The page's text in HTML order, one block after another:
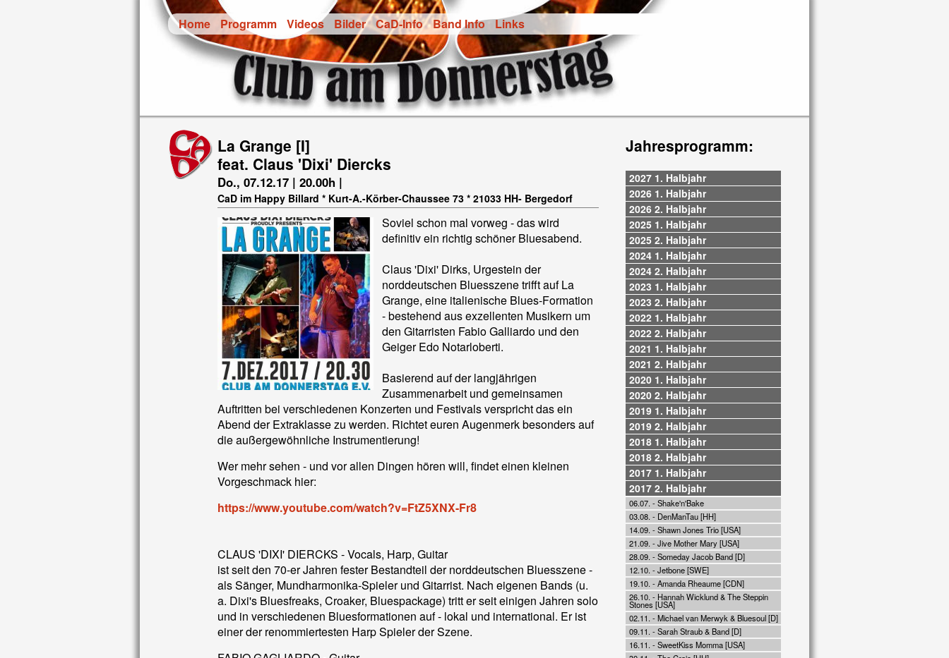
Home Programm Videos Bilder CaD-Info Band Info Links
La Grange [I]
feat. Claus 'Dixi' Diercks
Do., 07.12.17 | 20.00h |
CaD im Happy Billard * Kurt-A.-Körber-Chaussee 73 * 21033 HH- Bergedorf
Soviel schon mal vorweg - das wird
definitiv ein richtig schöner Bluesabend.
Claus 'Dixi' Dirks, Urgestein der
norddeutschen Bluesszene trifft auf La
Grange, eine italienische Blues-Formation
- bestehend aus exzellenten Musikern um
den Gitarristen Fabio Galliardo und den
Geiger Edo Notarloberti.
Basierend auf der langjährigen
Zusammenarbeit und gemeinsamen
Auftritten bei verschiedenen Konzerten und Festivals verspricht das ein
Abend der Extraklasse zu werden. Richtet euren Augenmerk besonders auf
die außergewöhnliche Instrumentierung!
Wer mehr sehen - und vor allen Dingen hören will, findet einen kleinen
Vorgeschmack hier:
https://www.youtube.com/watch?v=FtZ5XNX-Fr8
CLAUS 'DIXI' DIERCKS - Vocals, Harp, Guitar
ist seit den 70-er Jahren fester Bestandteil der norddeutschen Bluesszene -
als Sänger, Mundharmonika-Spieler und Gitarrist. Nach eigenen Bands (u.
a. Dixi's Bluesfreaks, Croaker, Bluespackage) tritt er seit einigen Jahren solo
und in verschiedenen Bluesformationen auf - lokal und international. Er ist
einer der renommiertesten Harp Spieler der Szene.
Jahresprogramm:
2027 1. Halbjahr
2026 1. Halbjahr
2026 2. Halbjahr
2025 1. Halbjahr
2025 2. Halbjahr
2024 1. Halbjahr
2024 2. Halbjahr
2023 1. Halbjahr
2023 2. Halbjahr
2022 1. Halbjahr
2022 2. Halbjahr
2021 1. Halbjahr
2021 2. Halbjahr
2020 1. Halbjahr
2020 2. Halbjahr
2019 1. Halbjahr
2019 2. Halbjahr
2018 1. Halbjahr
2018 2. Halbjahr
2017 1. Halbjahr
2017 2. Halbjahr
06.07. - Shake'n'Bake
03.08. - DenManTau [HH]
14.09. - Shawn Jones Trio [USA]
21.09. - Jive Mother Mary [USA]
28.09. - Someday Jacob Band [D]
12.10. - Jetbone [SWE]
19.10. - Amanda Rheaume [CDN]
26.10. - Hannah Wicklund & The Steppin
Stones [USA]
02.11. - Michael van Merwyk & Bluesoul [D]
09.11. - Sarah Straub & Band [D]
16.11. - SweetKiss Momma [USA]